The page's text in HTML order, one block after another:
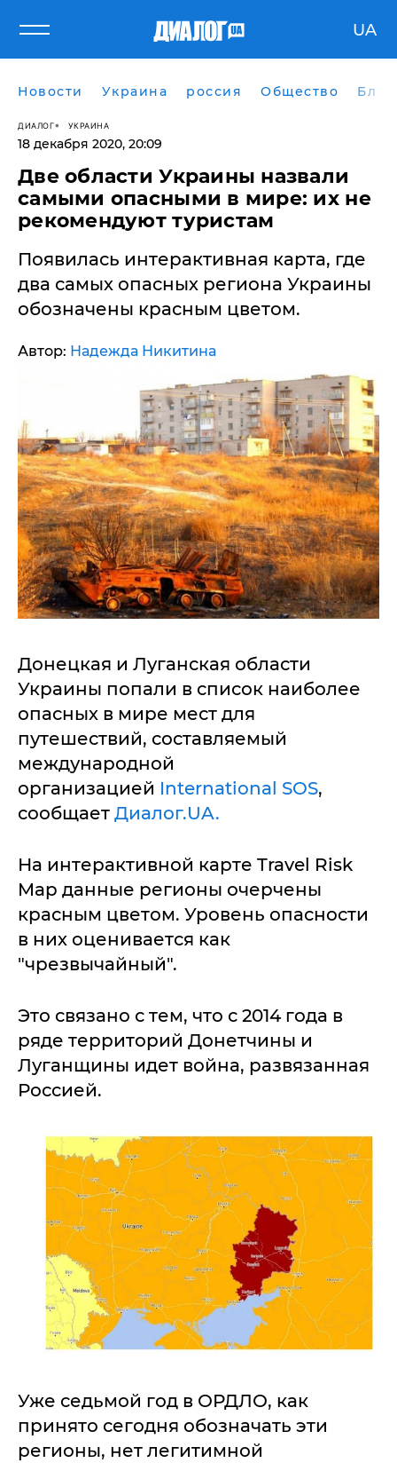
UA
Новости Украина россия Общество
ДИАЛОГ УКРАИНА
18 декабря 2020, 20:09
Две области Украины назвали
самыми опасными в мире: их не
рекомендуют туристам
Появилась интерактивная карта, где
два самых опасных региона Украины
обозначены красным цветом.
Автор: Надежда Никитина
Донецкая и Луганская области
Украины попали в список наиболее
опасных в мире мест для
путешествий, составляемый
международной
организацией International SOS,
сообщает Диалог.UA.
На интерактивной карте Travel Risk
Map данные регионы очерчены
красным цветом. Уровень опасности
в них оценивается как
"чрезвычайный".
Это связано с тем, что с 2014 года в
ряде территорий Донетчины и
Луганщины идет война, развязанная
Россией.
Уже седьмой год в ОРДЛО, как
принято сегодня обозначать эти
регионы, нет легитимной